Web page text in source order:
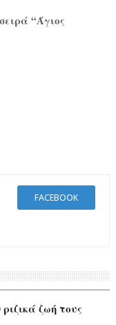
“Άγιος
FACEBOOK
ζωή τους